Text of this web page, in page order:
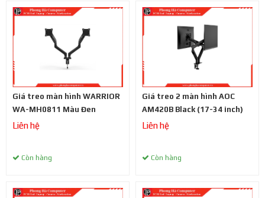
Giá treo màn hình WARRIOR
WA-MH0811 Màu Đen
Liên hệ
Còn hàng
Giá treo 2 màn hình AOC
AM420B Black (17-34 inch)
Liên hệ
Còn hàng